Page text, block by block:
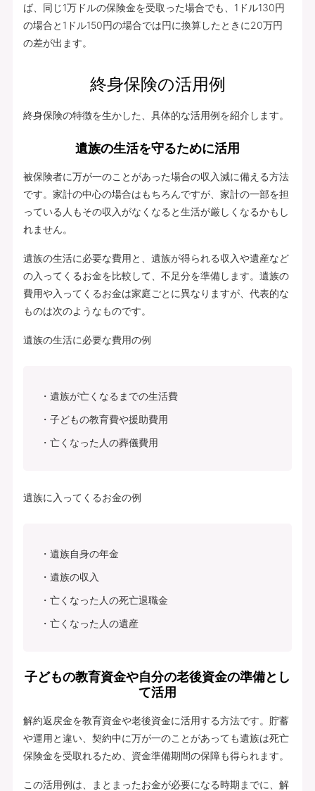
ば、同じ1万ドルの保険金を受取った場合でも、1ドル130円
の場合と1ドル150円の場合では円に換算したときに20万円
の差が出ます。
終身保険の活用例
終身保険の特徴を生かした、具体的な活用例を紹介します。
遺族の生活を守るために活用
被保険者に万が一のことがあった場合の収入減に備える方法
です。家計の中心の場合はもちろんですが、家計の一部を担
っている人もその収入がなくなると生活が厳しくなるかもし
れません。
遺族の生活に必要な費用と、遺族が得られる収入や遺産など
の入ってくるお金を比較して、不足分を準備します。遺族の
費用や入ってくるお金は家庭ごとに異なりますが、代表的な
ものは次のようなものです。
遺族の生活に必要な費用の例
遺族が亡くなるまでの生活費
子どもの教育費や援助費用
亡くなった人の葬儀費用
遺族に入ってくるお金の例
遺族自身の年金
遺族の収入
亡くなった人の死亡退職金
亡くなった人の遺産
子どもの教育資金や自分の老後資金の準備とし
て活用
解約返戻金を教育資金や老後資金に活用する方法です。貯蓄
や運用と違い、契約中に万が一のことがあっても遺族は死亡
保険金を受取れるため、資金準備期間の保障も得られます。
この活用例は、まとまったお金が必要になる時期までに、解